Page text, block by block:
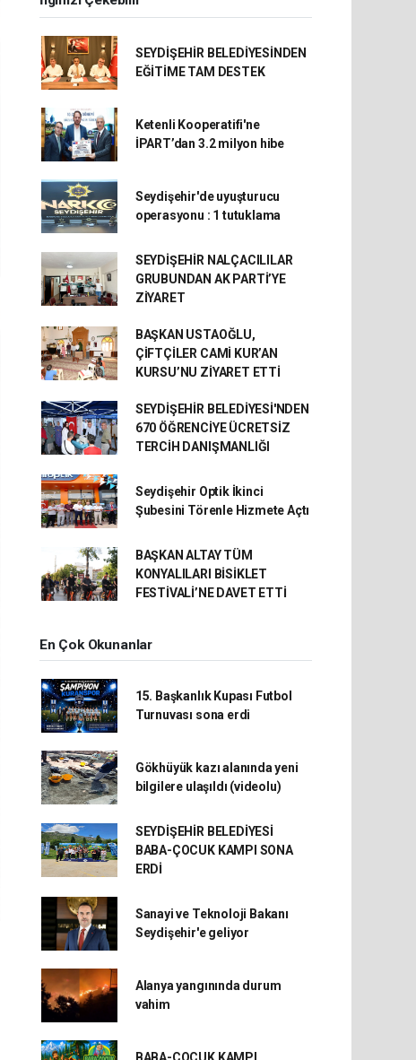
SEYDİŞEHİR BELEDİYESİNDEN
EĞİTİME TAM DESTEK
Ketenli Kooperatifi'ne
İPART’dan 3.2 milyon hibe
Seydişehir'de uyuşturucu
operasyonu : 1 tutuklama
SEYDİŞEHİR NALÇACILILAR
GRUBUNDAN AK PARTİ’YE
ZİYARET
BAŞKAN USTAOĞLU,
ÇİFTÇİLER CAMİ KUR’AN
KURSU’NU ZİYARET ETTİ
SEYDİŞEHİR BELEDİYESİ'NDEN
670 ÖĞRENCİYE ÜCRETSİZ
TERCİH DANIŞMANLIĞI
Seydişehir Optik İkinci
Şubesini Törenle Hizmete Açtı
BAŞKAN ALTAY TÜM
KONYALILARI BİSİKLET
FESTİVALİ’NE DAVET ETTİ
En Çok Okunanlar
15. Başkanlık Kupası Futbol
Turnuvası sona erdi
Gökhüyük kazı alanında yeni
bilgilere ulaşıldı (videolu)
SEYDİŞEHİR BELEDİYESİ
BABA-ÇOCUK KAMPI SONA
ERDİ
Sanayi ve Teknoloji Bakanı
Seydişehir'e geliyor
Alanya yangınında durum
vahim
BABA-ÇOCUK KAMPI